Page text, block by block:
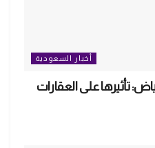
أخبار السعودية
تأثيرها على العقارات